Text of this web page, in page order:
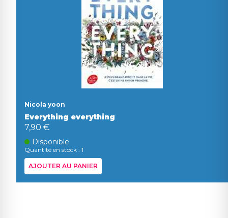
Nicola yoon
Everything everything
7,90 €
Disponible
Quantité en stock : 1
AJOUTER AU PANIER